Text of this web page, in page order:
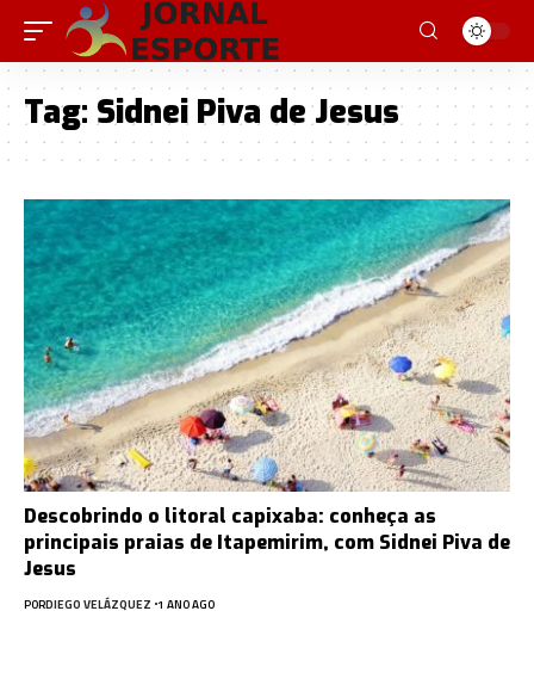
Tag: Sidnei Piva de Jesus
Descobrindo o litoral capixaba: conheça as
principais praias de Itapemirim, com Sidnei Piva de
Jesus
PORDIEGO VELÁZQUEZ 1 ANO AGO